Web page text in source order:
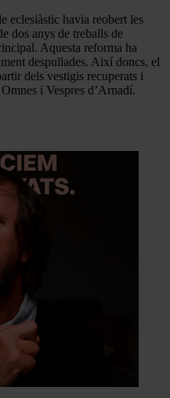
eclesiàstic havia reobert les
dos anys de treballs de
Aquesta reforma ha
despullades. Així doncs, el
dels vestigis recuperats i
i Vespres d’Arnadí.